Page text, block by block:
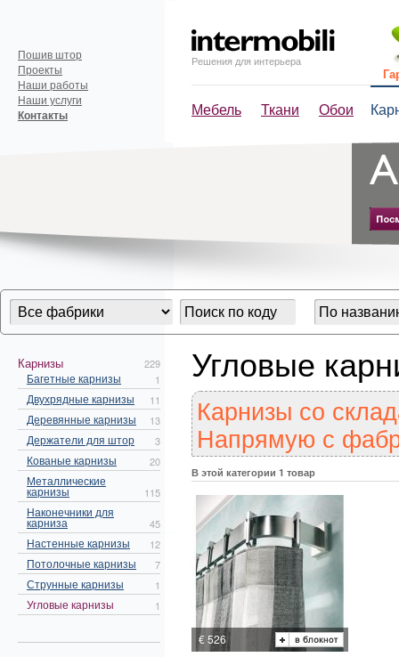
Решения для интерьера
Мебель Ткани Обои
Пошив штор
Проекты
Наши работы
Наши услуги
Контакты
Карнизы 229
Багетные карнизы 1
Двухрядные карнизы 11
Деревянные карнизы 13
Держатели для штор 3
Кованые карнизы 20
Металлические
карнизы 115
Наконечники для
карниза 45
Настенные карнизы 12
Потолочные карнизы 7
Струнные карнизы 1
Угловые карнизы 1
Угловые
Карнизы со
Напрямую с
В этой категории 1 товар
€ 526